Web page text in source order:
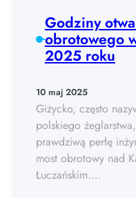
Godziny
obrotowego
2025 roku
10 maj 2025
Giżycko, często
polskiego
prawdziwą perłę
most obrotowy nad
Łuczańskim.…